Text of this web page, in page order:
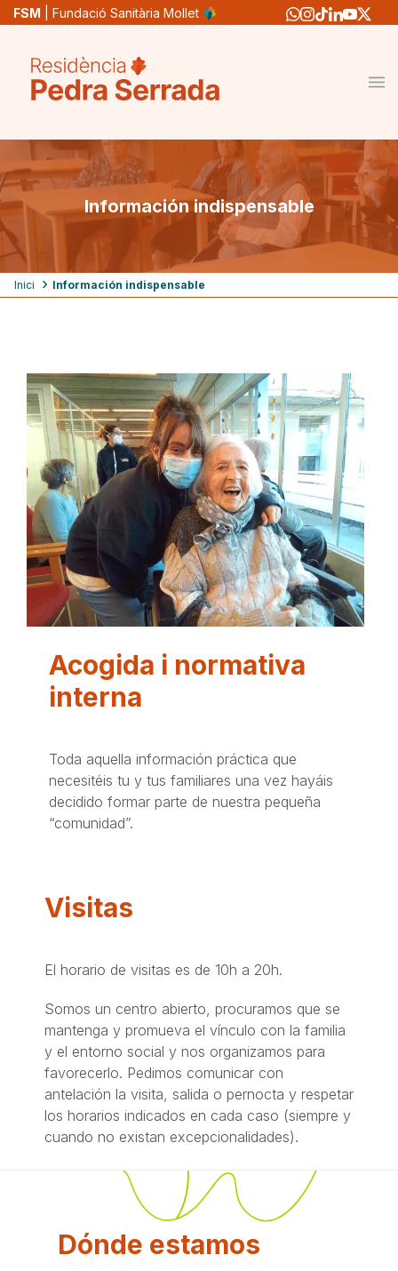
Pasar
contenido
principal
FSM | Fundació Sanitària Mollet
Información indispensable
Ruta
Inici Información indispensable
Acogida i normativa
interna
Toda aquella información práctica que
necesitéis tu y tus familiares una vez hayáis
decidido formar parte de nuestra pequeña
“comunidad”.
Visitas
El horario de visitas es de 10h a 20h.
Somos un centro abierto, procuramos que se
mantenga y promueva el vínculo con la familia
y el entorno social y nos organizamos para
favorecerlo. Pedimos comunicar con
antelación la visita, salida o pernocta y respetar
los horarios indicados en cada caso (siempre y
cuando no existan excepcionalidades).
Dónde estamos